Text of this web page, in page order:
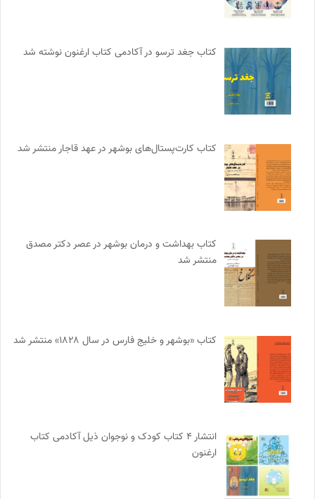
کتاب جغد ترسو در آکادمی کتاب ارغنون نوشته شد
کتاب کارت‌پستال‌های بوشهر در عهد قاجار منتشر شد
کتاب بهداشت و درمان بوشهر در عصر دکتر مصدق
منتشر شد
کتاب «بوشهر و خلیج فارس در سال ۱۸۲۸» منتشر شد
انتشار ۴ کتاب کودک و نوجوان ذیل آکادمی کتاب
ارغنون